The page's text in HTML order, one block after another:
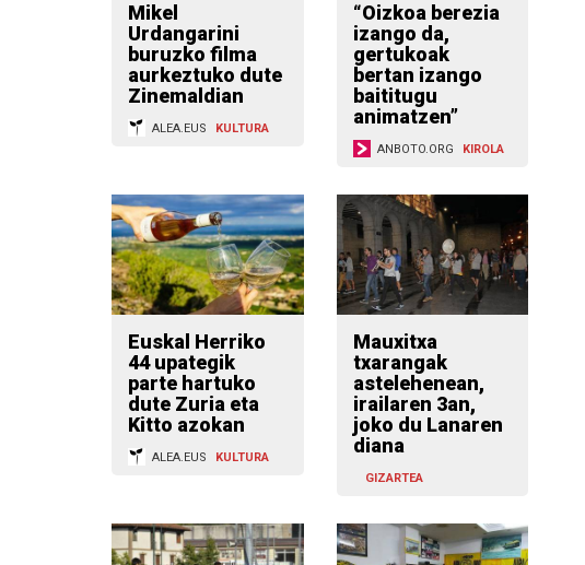
Mikel
Urdangarini
buruzko filma
aurkeztuko dute
Zinemaldian
ALEA.EUS KULTURA
“Oizkoa berezia
izango da,
gertukoak
bertan izango
baititugu
animatzen”
ANBOTO.ORG KIROLA
Euskal Herriko
44 upategik
parte hartuko
dute Zuria eta
Kitto azokan
ALEA.EUS KULTURA
Mauxitxa
txarangak
astelehenean,
irailaren 3an,
joko du Lanaren
diana
GIZARTEA